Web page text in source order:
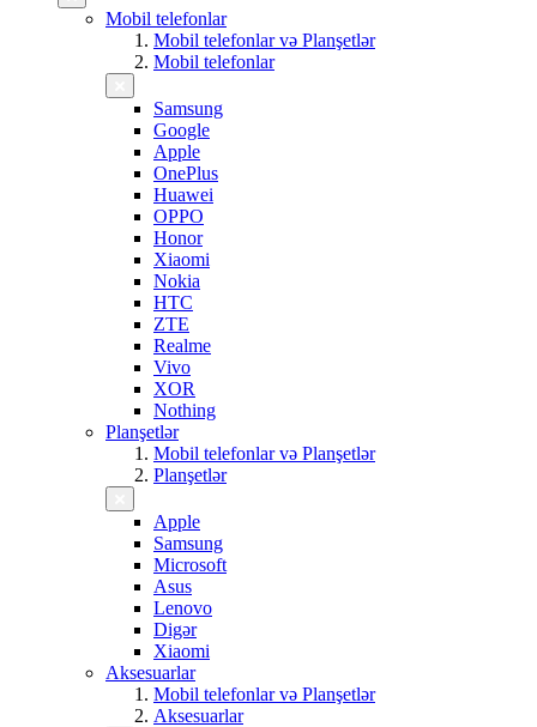
Mobil telefonlar
Mobil telefonlar və Planşetlər
Mobil telefonlar
Samsung
Google
Apple
OnePlus
Huawei
OPPO
Honor
Xiaomi
Nokia
HTC
ZTE
Realme
Vivo
XOR
Nothing
Planşetlər
Mobil telefonlar və Planşetlər
Planşetlər
Apple
Samsung
Microsoft
Asus
Lenovo
Digər
Xiaomi
Aksesuarlar
Mobil telefonlar və Planşetlər
Aksesuarlar